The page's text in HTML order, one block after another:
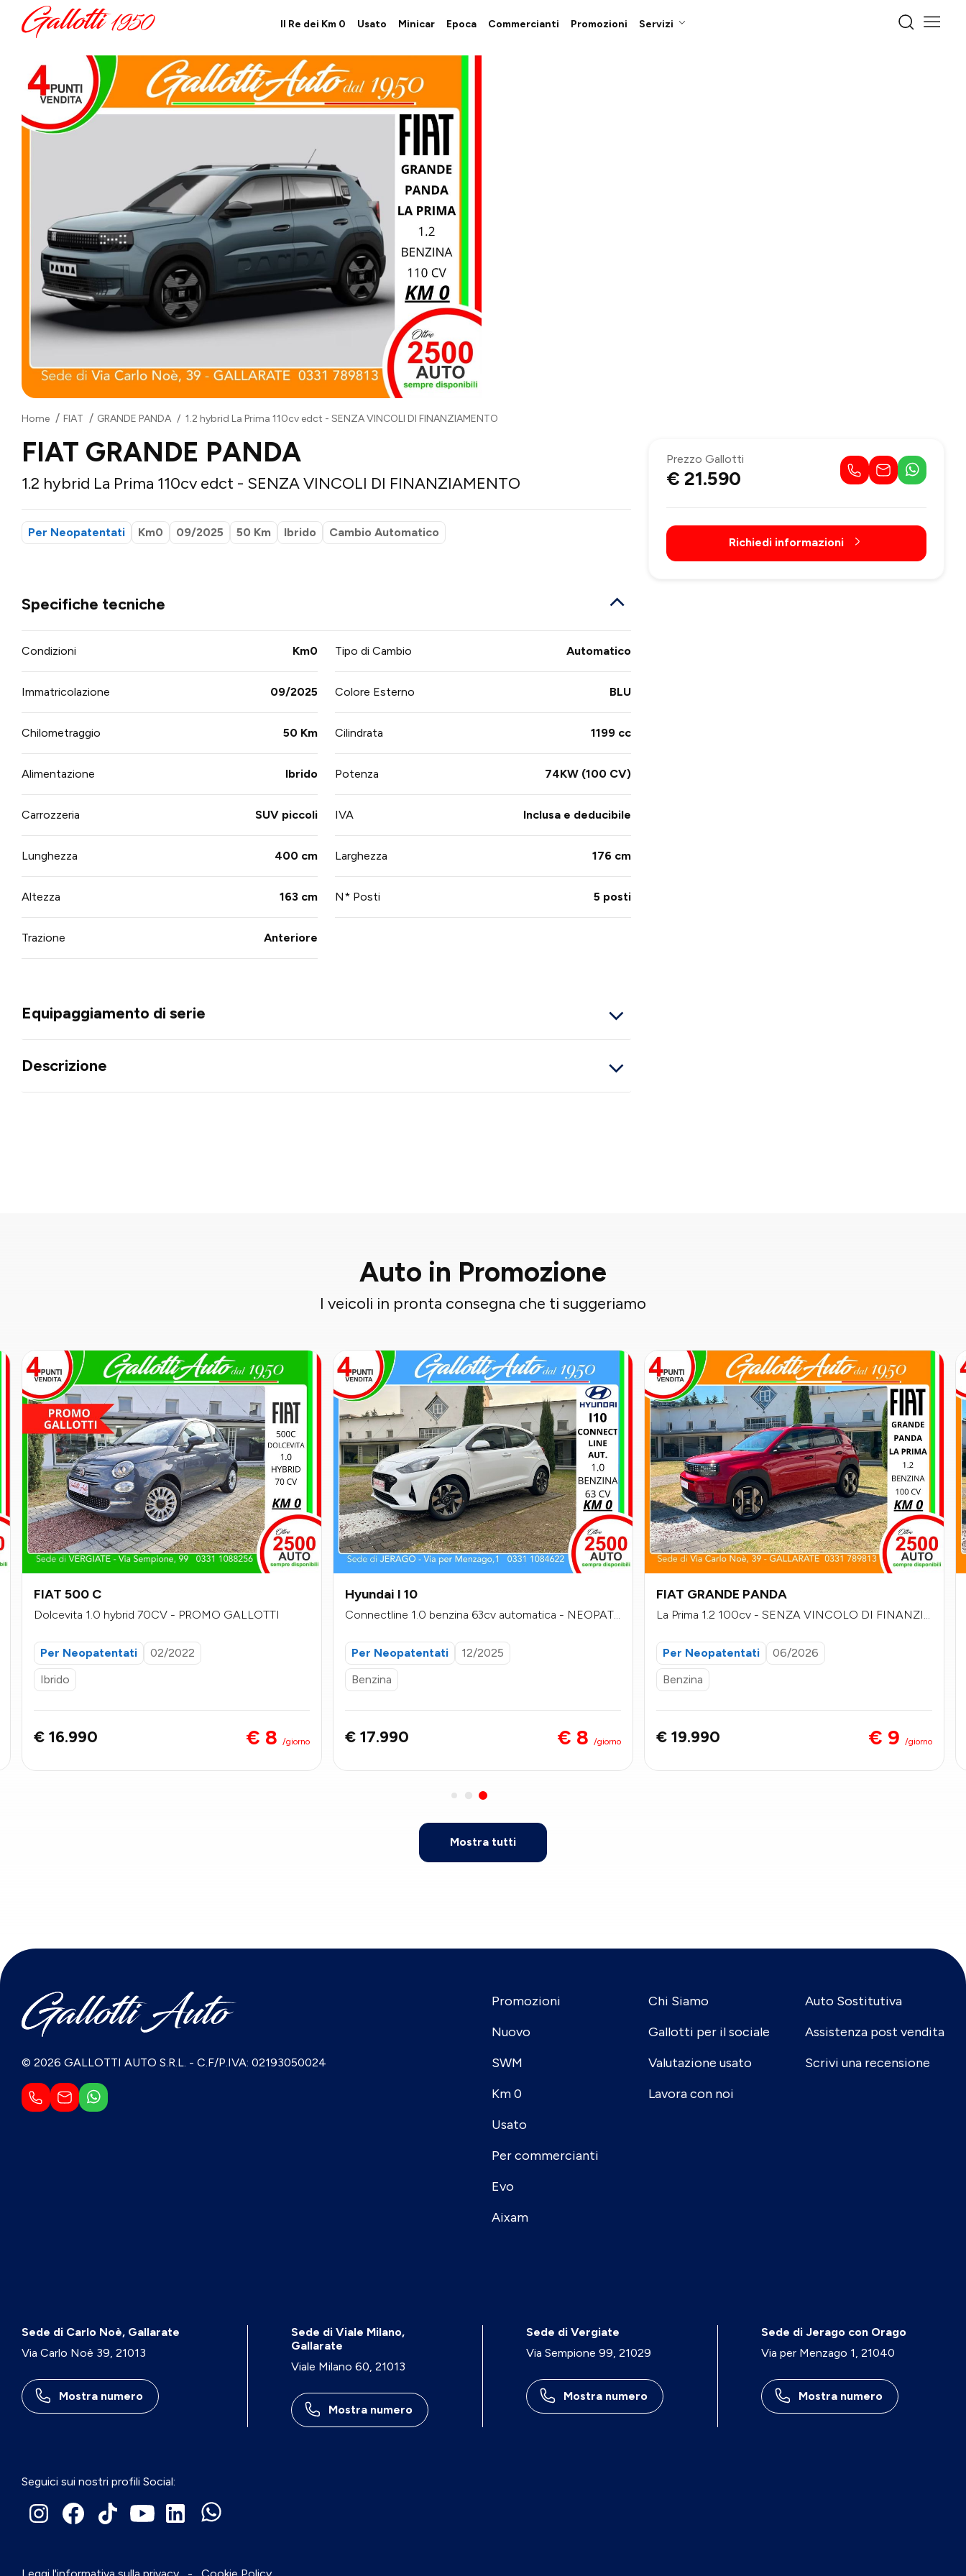
Il Re dei Km 0 Usato Minicar Epoca Commercianti Promozioni Servizi
Home FIAT GRANDE PANDA 1.2 hybrid La Prima 110cv edct - SENZA VINCOLI DI FINANZIAMENTO
FIAT GRANDE PANDA
1.2 hybrid La Prima 110cv edct - SENZA VINCOLI DI FINANZIAMENTO
Per Neopatentati Km0 09/2025 50 Km Ibrido Cambio Automatico
Specifiche tecniche
Condizioni Km0 Tipo di Cambio Automatico
Immatricolazione 09/2025 Colore Esterno BLU
Chilometraggio 50 Km Cilindrata 1199 cc
Alimentazione Ibrido Potenza 74KW (100 CV)
Carrozzeria SUV piccoli IVA Inclusa e deducibile
Lunghezza 400 cm Larghezza 176 cm
Altezza 163 cm N* Posti 5 posti
Trazione Anteriore
Equipaggiamento di serie
Descrizione
Prezzo Gallotti
€ 21.590
Richiedi informazioni
Auto in Promozione
I veicoli in pronta consegna che ti suggeriamo
FIAT 500 C
Dolcevita 1.0 hybrid 70CV - PROMO GALLOTTI
Per Neopatentati
02/2022
Ibrido
€ 16.990 € 8 /giorno
Hyundai I 10
Connectline 1.0 benzina 63cv automatica - NEOPATE
Per Neopatentati
12/2025
Benzina
€ 17.990 € 8 /giorno
FIAT GRANDE PANDA
La Prima 1.2 100cv - SENZA VINCOLO DI FINANZIA
Per Neopatentati
06/2026
Benzina
€ 19.990 € 9 /giorno
Mostra tutti
© 2026 GALLOTTI AUTO S.R.L. - C.F/P.IVA: 02193050024
Promozioni
Nuovo
SWM
Km 0
Usato
Per commercianti
Evo
Aixam
Chi Siamo
Gallotti per il sociale
Valutazione usato
Lavora con noi
Auto Sostitutiva
Assistenza post vendita
Scrivi una recensione
Sede di Carlo Noè, Gallarate
Via Carlo Noè 39, 21013
Mostra numero
Sede di Viale Milano,
Gallarate
Viale Milano 60, 21013
Mostra numero
Sede di Vergiate
Via Sempione 99, 21029
Mostra numero
Sede di Jerago con Orago
Via per Menzago 1, 21040
Mostra numero
Seguici sui nostri profili Social: